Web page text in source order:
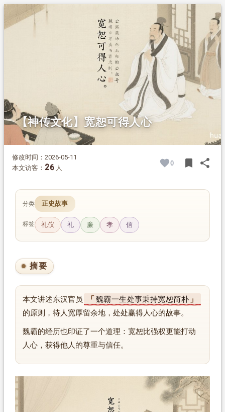
摘要
正文
【神传文化】宽恕可得人心
修改时间：2026-05-11
本文访客： 26 人
0 bookmark share
分类 正史故事
标签 礼仪 礼 廉 孝 信
摘要
本文讲述东汉官员
魏霸一生处事秉持宽恕简朴
的原则，待人宽厚留余地，处处赢得人心的故事。
魏霸的经历也印证了一个道理：宽恕比强权更能打动
人心，获得他人的尊重与信任。